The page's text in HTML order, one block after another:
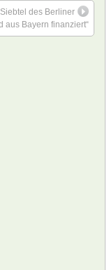
des Berliner
aus Bayern finanziert“